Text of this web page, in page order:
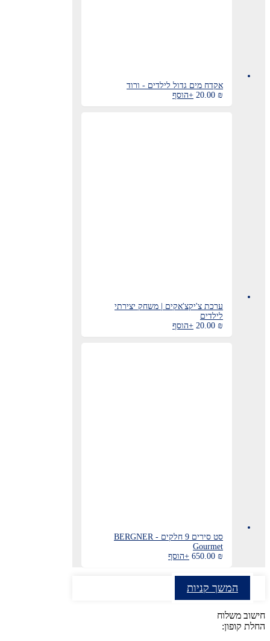
אקדח מים גדול לילדים - ורוד
20.00 ₪
+הוסף
ערכת צ'יקצ'אקים | משחק יצירתי
לילדים
20.00 ₪
+הוסף
סט סירים 9 חלקים - BERGNER
Gourmet
650.00 ₪
+הוסף
המשך קניות
חישוב משלוח
החלת קופון: